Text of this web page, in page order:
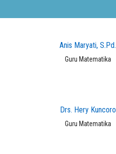
Anis Maryati, S.Pd.
Guru Matematika
Drs. Hery Kuncoro
Guru Matematika